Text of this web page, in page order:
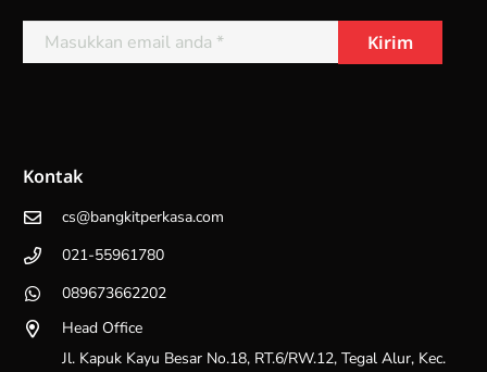
Kontak
cs@bangkitperkasa.com
021-55961780
089673662202
Head Office
Jl. Kapuk Kayu Besar No.18, RT.6/RW.12, Tegal Alur, Kec.